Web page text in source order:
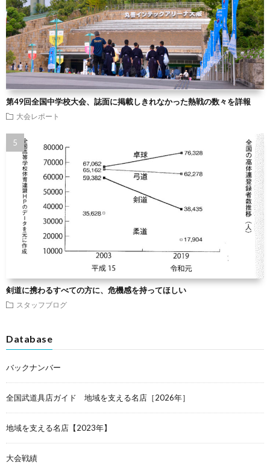
第49回全国中学校大会、誌面に掲載しきれなかった熱戦の数々を詳報
大会レポート
剣道に携わるすべての方に、危機感を持ってほしい
スタッフブログ
Database
バックナンバー
全国武道具店ガイド 地域を支える名店［2026年］
地域を支える名店【2023年】
大会戦績